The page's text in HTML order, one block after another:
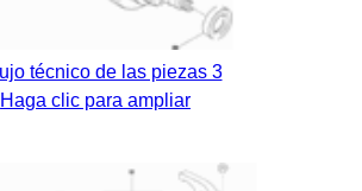
técnico de las piezas 3
Haga clic para ampliar